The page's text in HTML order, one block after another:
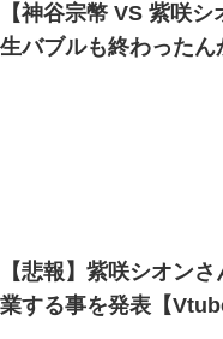
【神谷宗幣 VS 紫咲シ
生バブルも終わったん
【悲報】紫咲シオン
業する事を発表【